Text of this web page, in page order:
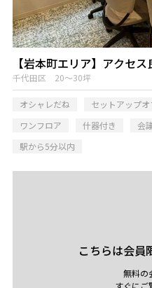
【岩本町エリア】アクセ
千代田区 20～30坪
オシャレだね セットアップオ
ワンフロア
什器付き 会
駅から5分以内
こちらは会員
無料の